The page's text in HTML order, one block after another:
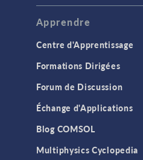
Apprendre
Centre d'Apprentissage
Formations Dirigées
Forum de Discussion
Échange d'Applications
Blog COMSOL
Multiphysics Cyclopedia